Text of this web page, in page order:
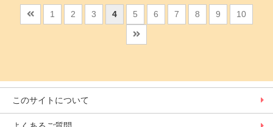
1 2 3 4 5 6 7 8 9 10
このサイトについて